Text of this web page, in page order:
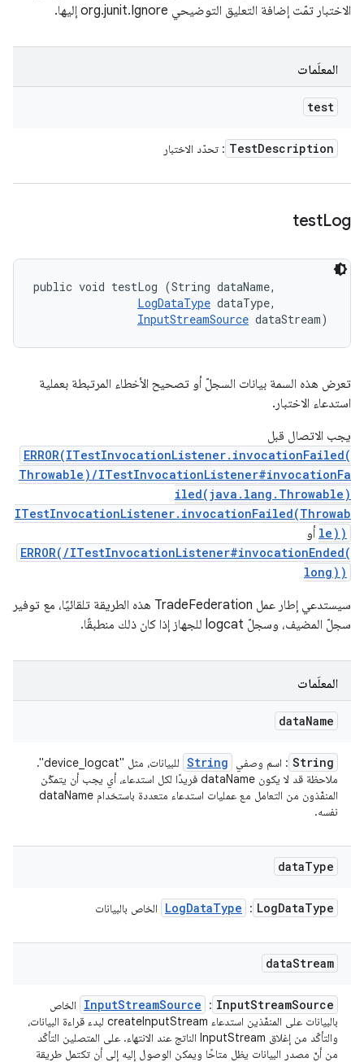
الاختبار تمّت إضافة التعليق التوضيحي org.junit.Ignore إليها.
المعلَمات
test
TestDescription : تحدّد الاختبار
testLog
public void testLog (String dataName,
LogDataType dataType,
InputStreamSource dataStream)
تعرض هذه السمة بيانات السجلّ أو تصحيح الأخطاء المرتبطة بعملية
استدعاء الاختبار.
يجب الاتصال قبل
ERROR(ITestInvocationListener.invocationFailed(
Throwable)/ITestInvocationListener#invocationFa
iled(java.lang.Throwable)
ITestInvocationListener.invocationFailed(Throwab
le)) أو
ERROR(/ITestInvocationListener#invocationEnded(
long))
سيستدعي إطار عمل TradeFederation هذه الطريقة تلقائيًا، مع توفير
سجلّ المضيف، وسجلّ logcat للجهاز إذا كان ذلك منطبقًا.
المعلَمات
dataName
String : اسم وصفي String
للبيانات، مثل "device_logcat".
ملاحظة قد لا يكون dataName فريدًا لكل استدعاء، أي يجب أن يتمكّن
المنفّذون من التعامل مع عمليات استدعاء متعددة باستخدام dataName
نفسه.
dataType
LogDataType
:
LogDataType الخاص بالبيانات
dataStream
InputStreamSource
:
InputStreamSource
الخاص
بالبيانات على المنفّذين استدعاء createInputStream لبدء قراءة البيانات،
والتأكّد من إغلاق InputStream الناتج عند الانتهاء. على المتصلين التأكّد
من أنّ مصدر البيانات يظل متاحًا ويمكن الوصول إليه إلى أن تكتمل طريقة